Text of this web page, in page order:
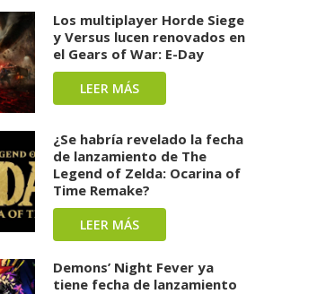
Los multiplayer Horde Siege
y Versus lucen renovados en
el Gears of War: E-Day
LEER MÁS
¿Se habría revelado la fecha
de lanzamiento de The
Legend of Zelda: Ocarina of
Time Remake?
LEER MÁS
Demons’ Night Fever ya
tiene fecha de lanzamiento